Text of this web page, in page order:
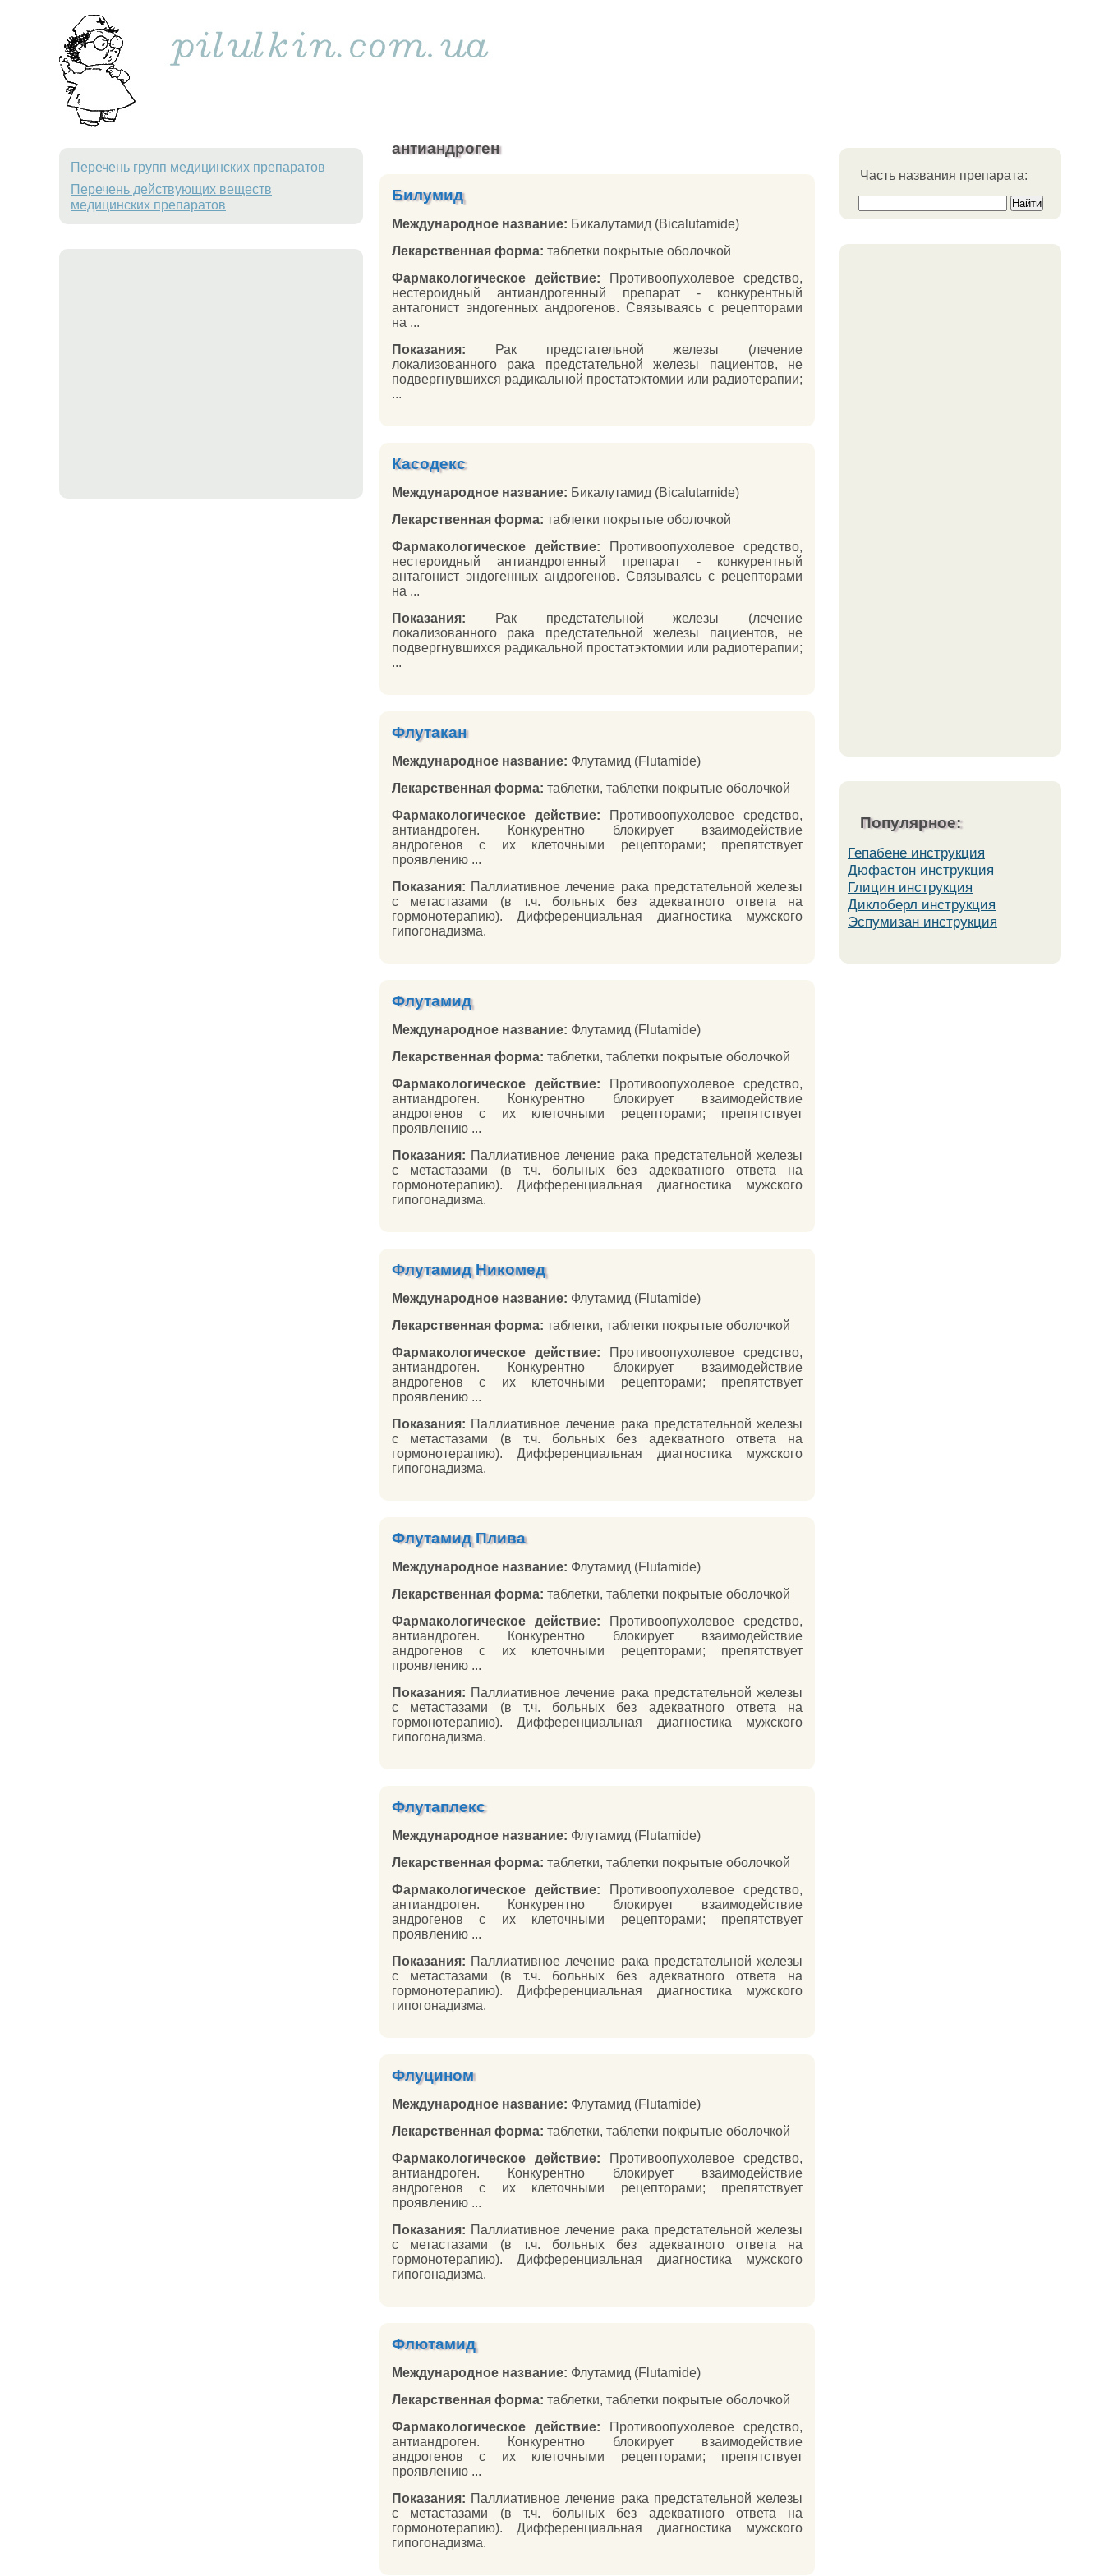
Перечень групп медицинских препаратов
Перечень действующих веществ
медицинских препаратов
Часть названия препарата:
Популярное:
Гепабене инструкция
Дюфастон инструкция
Глицин инструкция
Диклоберл инструкция
Эспумизан инструкция
антиандроген
Билумид
Международное название: Бикалутамид (Bicalutamide)
Лекарственная форма: таблетки покрытые оболочкой
Фармакологическое действие: Противоопухолевое средство,
нестероидный антиандрогенный препарат - конкурентный
антагонист эндогенных андрогенов. Связываясь с рецепторами
на ...
Показания: Рак предстательной железы (лечение
локализованного рака предстательной железы пациентов, не
подвергнувшихся радикальной простатэктомии или радиотерапии;
...
Касодекс
Международное название: Бикалутамид (Bicalutamide)
Лекарственная форма: таблетки покрытые оболочкой
Фармакологическое действие: Противоопухолевое средство,
нестероидный антиандрогенный препарат - конкурентный
антагонист эндогенных андрогенов. Связываясь с рецепторами
на ...
Показания: Рак предстательной железы (лечение
локализованного рака предстательной железы пациентов, не
подвергнувшихся радикальной простатэктомии или радиотерапии;
...
Флутакан
Международное название: Флутамид (Flutamide)
Лекарственная форма: таблетки, таблетки покрытые оболочкой
Фармакологическое действие: Противоопухолевое средство,
антиандроген. Конкурентно блокирует взаимодействие
андрогенов с их клеточными рецепторами; препятствует
проявлению ...
Показания: Паллиативное лечение рака предстательной железы
с метастазами (в т.ч. больных без адекватного ответа на
гормонотерапию). Дифференциальная диагностика мужского
гипогонадизма.
Флутамид
Международное название: Флутамид (Flutamide)
Лекарственная форма: таблетки, таблетки покрытые оболочкой
Фармакологическое действие: Противоопухолевое средство,
антиандроген. Конкурентно блокирует взаимодействие
андрогенов с их клеточными рецепторами; препятствует
проявлению ...
Показания: Паллиативное лечение рака предстательной железы
с метастазами (в т.ч. больных без адекватного ответа на
гормонотерапию). Дифференциальная диагностика мужского
гипогонадизма.
Флутамид Никомед
Международное название: Флутамид (Flutamide)
Лекарственная форма: таблетки, таблетки покрытые оболочкой
Фармакологическое действие: Противоопухолевое средство,
антиандроген. Конкурентно блокирует взаимодействие
андрогенов с их клеточными рецепторами; препятствует
проявлению ...
Показания: Паллиативное лечение рака предстательной железы
с метастазами (в т.ч. больных без адекватного ответа на
гормонотерапию). Дифференциальная диагностика мужского
гипогонадизма.
Флутамид Плива
Международное название: Флутамид (Flutamide)
Лекарственная форма: таблетки, таблетки покрытые оболочкой
Фармакологическое действие: Противоопухолевое средство,
антиандроген. Конкурентно блокирует взаимодействие
андрогенов с их клеточными рецепторами; препятствует
проявлению ...
Показания: Паллиативное лечение рака предстательной железы
с метастазами (в т.ч. больных без адекватного ответа на
гормонотерапию). Дифференциальная диагностика мужского
гипогонадизма.
Флутаплекс
Международное название: Флутамид (Flutamide)
Лекарственная форма: таблетки, таблетки покрытые оболочкой
Фармакологическое действие: Противоопухолевое средство,
антиандроген. Конкурентно блокирует взаимодействие
андрогенов с их клеточными рецепторами; препятствует
проявлению ...
Показания: Паллиативное лечение рака предстательной железы
с метастазами (в т.ч. больных без адекватного ответа на
гормонотерапию). Дифференциальная диагностика мужского
гипогонадизма.
Флуцином
Международное название: Флутамид (Flutamide)
Лекарственная форма: таблетки, таблетки покрытые оболочкой
Фармакологическое действие: Противоопухолевое средство,
антиандроген. Конкурентно блокирует взаимодействие
андрогенов с их клеточными рецепторами; препятствует
проявлению ...
Показания: Паллиативное лечение рака предстательной железы
с метастазами (в т.ч. больных без адекватного ответа на
гормонотерапию). Дифференциальная диагностика мужского
гипогонадизма.
Флютамид
Международное название: Флутамид (Flutamide)
Лекарственная форма: таблетки, таблетки покрытые оболочкой
Фармакологическое действие: Противоопухолевое средство,
антиандроген. Конкурентно блокирует взаимодействие
андрогенов с их клеточными рецепторами; препятствует
проявлению ...
Показания: Паллиативное лечение рака предстательной железы
с метастазами (в т.ч. больных без адекватного ответа на
гормонотерапию). Дифференциальная диагностика мужского
гипогонадизма.